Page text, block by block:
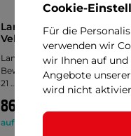
Langlauf-Trainer
Velocer SKI
Langlauftrainer mit
Bewegungsablauf, 16
21 …
869,90 €
auf Lager
Cookie-
Für die
verwenden wir
wir Ihnen auf
Angebote
wird nicht